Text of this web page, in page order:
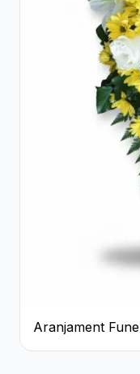
Aranjament
Albi Crizanteme